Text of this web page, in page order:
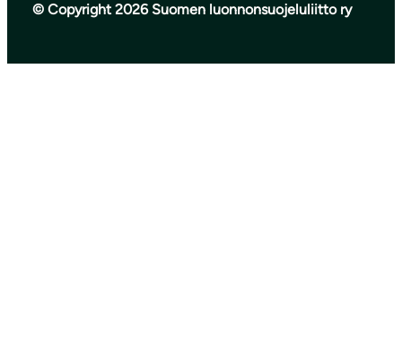
© Copyright 2026 Suomen luonnonsuojeluliitto ry